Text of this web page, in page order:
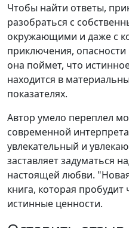
Чтобы найти ответы,
разобраться с
окружающими и даже с
приключения,
она поймет, что
находится в
показателях.
Автор умело переплел
современной
увлекательный и
заставляет задуматься
настоящей любви.
книга, которая пробудит
истинные ценности.